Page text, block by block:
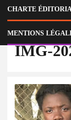
CHARTE
MENTIONS
fille d’un an interpellé
IMG-